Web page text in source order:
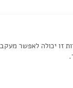
זו יכולה לאפשר